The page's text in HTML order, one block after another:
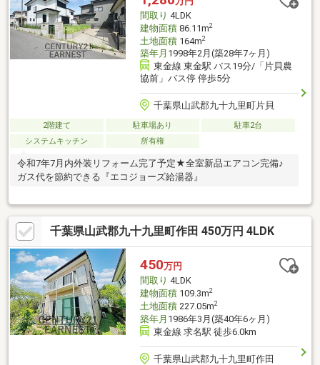
間取り 4LDK
建物面積86.11m2
土地面積164m2
築年月 1998年2月(築28年7ヶ月)
東金線 東金駅 バス19分/「片貝農
協前」バス停 停歩5分
千葉県山武郡九十九里町片貝
2階建て 駐車場あり
駐車2台
システムキッチン
所有権
令和7年7月内外装リフォーム完了予定★全室新品エアコン完備♪
ガス代を節約できる『エコジョーズ給湯器』
千葉県山武郡九十九里町作田 450万円 4LDK
450万円
間取り 4LDK
建物面積109.3m2
土地面積227.05m2
築年月 1986年3月(築40年6ヶ月)
東金線 求名駅 徒歩6.0km
千葉県山武郡九十九里町作田